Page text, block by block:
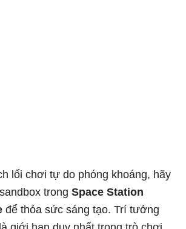
lối chơi tự do phóng khoáng, hãy
trong Space Station
để thỏa sức sáng tạo. Trí tưởng